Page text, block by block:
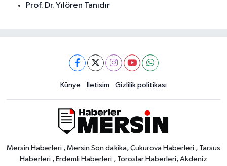
Prof. Dr. Yılören Tanıdır
Künye İletisim Gizlilik politikası
Mersin Haberleri , Mersin Son dakika, Çukurova Haberleri , Tarsus
Haberleri , Erdemli Haberleri , Toroslar Haberleri, Akdeniz